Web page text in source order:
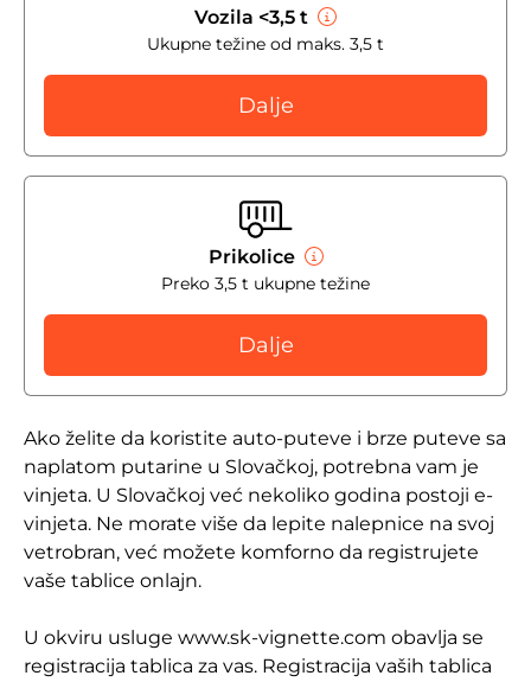
Ako želite da koristite auto-puteve i brze puteve sa
naplatom putarine u Slovačkoj, potrebna vam je
vinjeta. U Slovačkoj već nekoliko godina postoji e-
vinjeta. Ne morate više da lepite nalepnice na svoj
vetrobran, već možete komforno da registrujete
vaše tablice onlajn.
U okviru usluge www.sk-vignette.com obavlja se
registracija tablica za vas. Registracija vaših tablica
Vozila <3,5 t
Ukupne težine od maks. 3,5 t
Dalje
Prikolice
Preko 3,5 t ukupne težine
Dalje